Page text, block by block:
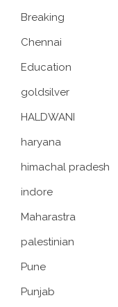
Breaking
Chennai
Education
goldsilver
HALDWANI
haryana
himachal pradesh
indore
Maharastra
palestinian
Pune
Punjab